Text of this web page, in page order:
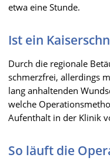
etwa eine Stunde.
Ist ein
Durch die regionale
schmerzfrei, allerdings
lang anhaltenden
welche
Aufenthalt in der Klinik
So läuft die